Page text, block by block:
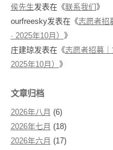
侯先生发表在《联系我们 》
ourfreesky发表在《志愿者招
· 2025年10月） 》
庄建琼发表在《志愿者招募
2025年10月） 》
文章归档
2026年八月 (6)
2026年七月 (18)
2026年六月 (17)